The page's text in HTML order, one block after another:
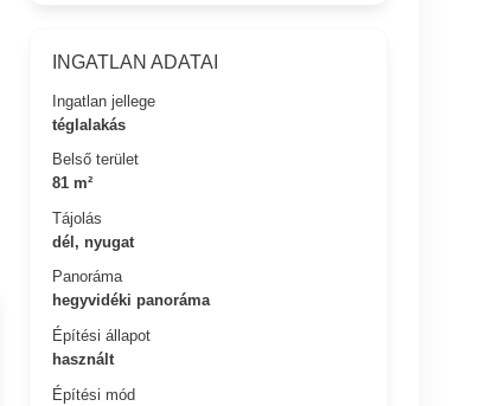
INGATLAN ADATAI
Ingatlan jellege
téglalakás
Belső terület
81 m²
Tájolás
dél, nyugat
Panoráma
hegyvidéki panoráma
Építési állapot
használt
Építési mód